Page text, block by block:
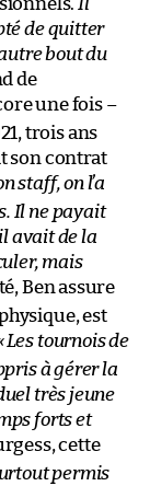
de quitter
bout du
de
une fois –
trois ans
son contrat
staff, on l’a
Il ne payait
avait de la
mais
Ben assure
est
Les tournois de
à gérer la
très jeune
forts et
cette
permis